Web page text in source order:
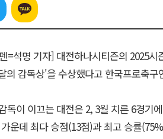
=석명 기자] 대전하나시티즌의 2025
의 감독상'을 수상했다고 한국프로축구
독이 이끄는 대전은 2, 3월 치른 6경기
운데 최다 승점(13점)과 최고 승률